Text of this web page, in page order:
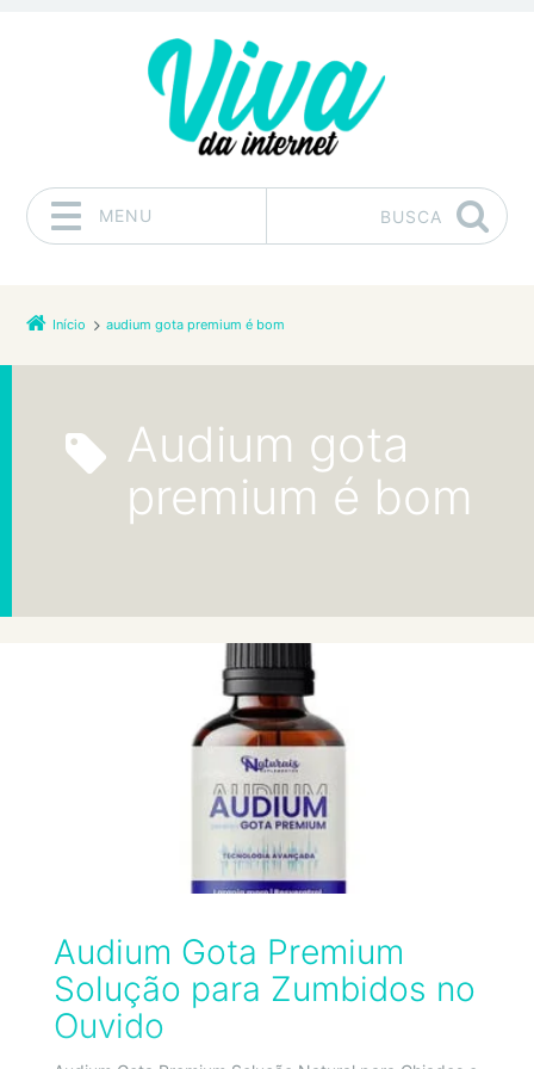
MENU BUSCA
Início audium gota premium é bom
audium gota
premium é bom
Audium Gota Premium
Solução para Zumbidos no
Ouvido